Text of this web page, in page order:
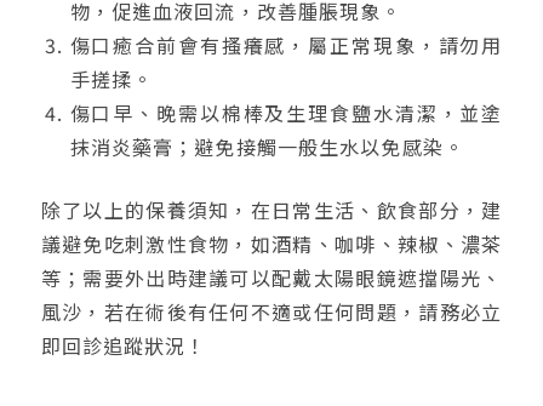
物，促進血液回流，改善腫脹現象。
傷口癒合前會有搔癢感，屬正常現象，請勿用
手搓揉。
傷口早、晚需以棉棒及生理食鹽水清潔，並塗
抹消炎藥膏；避免接觸一般生水以免感染。
除了以上的保養須知，在日常生活、飲食部分，建
議避免吃刺激性食物，如酒精、咖啡、辣椒、濃茶
等；需要外出時建議可以配戴太陽眼鏡遮擋陽光、
風沙，若在術後有任何不適或任何問題，請務必立
即回診追蹤狀況！